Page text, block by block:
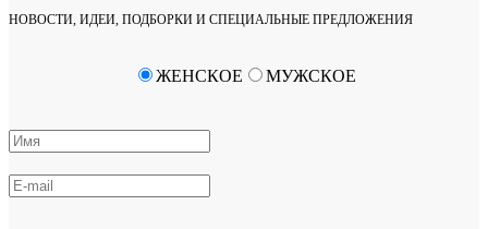
НОВОСТИ, ИДЕИ, ПОДБОРКИ И СПЕЦИАЛЬНЫЕ ПРЕДЛОЖЕНИЯ
ЖЕНСКОЕ МУЖСКОЕ